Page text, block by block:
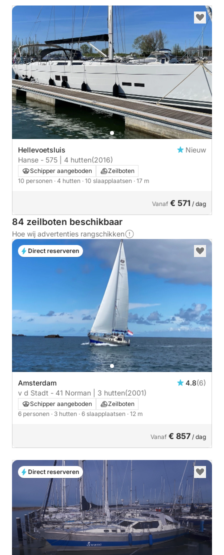
Hellevoetsluis
Nieuw
Hanse - 575 | 4 hutten(2016)
Schipper aangeboden
Zeilboten
10 personen · 4 hutten · 10 slaapplaatsen · 17 m
Vanaf € 571 / dag
84 zeilboten beschikbaar
Hoe wij advertenties rangschikken
Amsterdam 4.8(6)
v d Stadt - 41 Norman | 3 hutten(2001)
Schipper aangeboden
Zeilboten
6 personen · 3 hutten · 6 slaapplaatsen · 12 m
Vanaf € 857 / dag
Direct reserveren
Direct reserveren